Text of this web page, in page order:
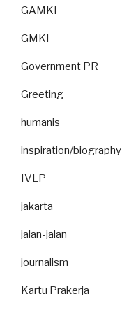
GAMKI
GMKI
Government PR
Greeting
humanis
inspiration/biography
IVLP
jakarta
jalan-jalan
journalism
Kartu Prakerja